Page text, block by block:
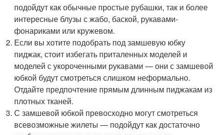
подойдут как обычные простые рубашки, так и более
интересные блузы с жабо, баской, рукавами-
фонариками или кружевом.
Если вы хотите подобрать под замшевую юбку
пиджак, стоит избегать приталенных моделей и
моделей с укороченными рукавами — они с замшевой
юбкой будут смотреться слишком неформально.
Отдайте предпочтение прямым длинным пиджакам из
плотных тканей.
С замшевой юбкой превосходно могут смотреться
всевозможные жилеты — подойдут как достаточно